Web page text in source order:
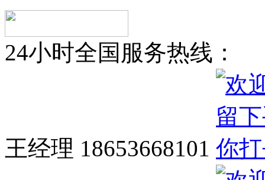
24小时全国服务热线：
王经理 18653668101